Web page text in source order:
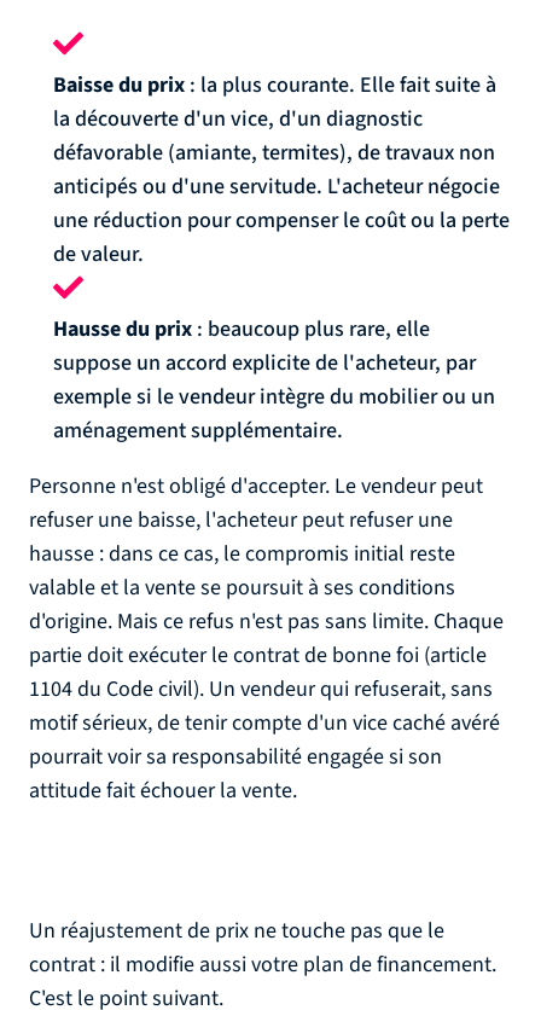
Baisse du prix : la plus courante. Elle fait suite à
la découverte d'un vice, d'un diagnostic
défavorable (amiante, termites), de travaux non
anticipés ou d'une servitude. L'acheteur négocie
une réduction pour compenser le coût ou la perte
de valeur.
Hausse du prix : beaucoup plus rare, elle
suppose un accord explicite de l'acheteur, par
exemple si le vendeur intègre du mobilier ou un
aménagement supplémentaire.
Personne n'est obligé d'accepter. Le vendeur peut
refuser une baisse, l'acheteur peut refuser une
hausse : dans ce cas, le compromis initial reste
valable et la vente se poursuit à ses conditions
d'origine. Mais ce refus n'est pas sans limite. Chaque
partie doit exécuter le contrat de bonne foi (article
1104 du Code civil). Un vendeur qui refuserait, sans
motif sérieux, de tenir compte d'un vice caché avéré
pourrait voir sa responsabilité engagée si son
attitude fait échouer la vente.
Un réajustement de prix ne touche pas que le
contrat : il modifie aussi votre plan de financement.
C'est le point suivant.